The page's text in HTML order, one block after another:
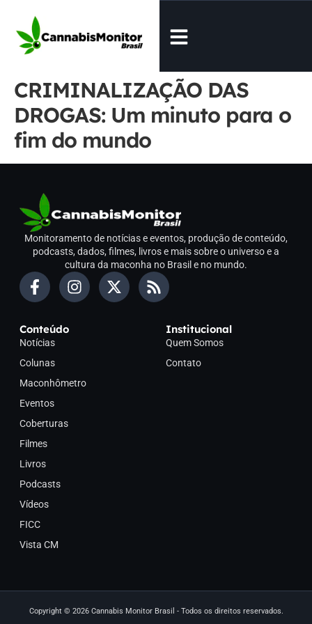
CRIMINALIZAÇÃO DAS
DROGAS: Um minuto para o
fim do mundo
Monitoramento de notícias e eventos, produção de conteúdo,
podcasts, dados, filmes, livros e mais sobre o universo e a
cultura da maconha no Brasil e no mundo.
Conteúdo
Notícias
Colunas
Maconhômetro
Eventos
Coberturas
Filmes
Livros
Podcasts
Vídeos
FICC
Vista CM
Institucional
Quem Somos
Contato
Copyright © 2026 Cannabis Monitor Brasil - Todos os direitos reservados.